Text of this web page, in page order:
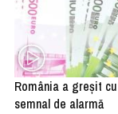
România a greşit
semnal de alarmă